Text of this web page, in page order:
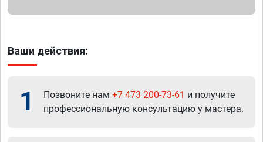
Ваши действия:
1 Позвоните нам +7 473 200-73-61 и получите
профессиональную консультацию у мастера.